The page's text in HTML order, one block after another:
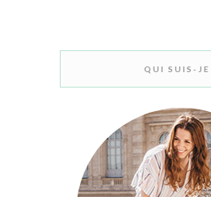
QUI SUIS-JE